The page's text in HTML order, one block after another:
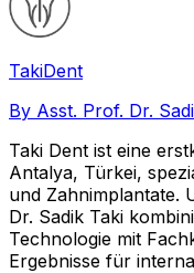
TakiDent
By Asst. Prof. Dr.
Taki Dent ist eine
Antalya, Türkei,
und Zahnimplantate.
Dr. Sadik Taki
Technologie mit
Ergebnisse für